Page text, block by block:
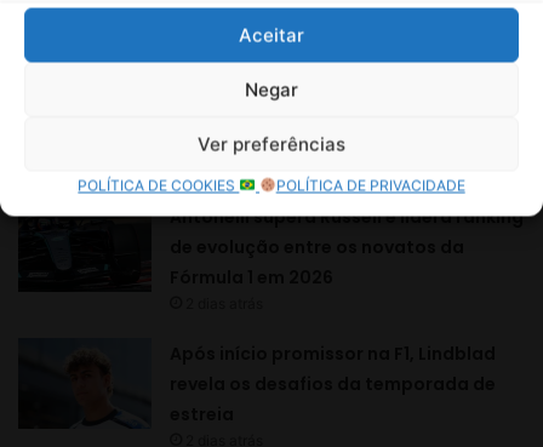
Aceitar
Negar
Ver preferências
POLÍTICA DE COOKIES POLÍTICA DE PRIVACIDADE